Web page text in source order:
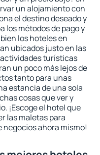
un alojamiento con
el destino deseado y
los métodos de pago y
los hoteles en
ubicados justo en las
turísticas
un poco más lejos de
tanto para unas
estancia de una sola
cosas que ver y
¡Escoge el hotel que
las maletas para
negocios ahora mismo!